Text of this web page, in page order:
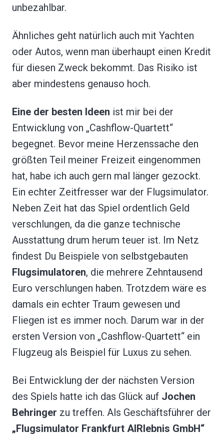
unbezahlbar.
Ähnliches geht natürlich auch mit Yachten
oder Autos, wenn man überhaupt einen Kredit
für diesen Zweck bekommt. Das Risiko ist
aber mindestens genauso hoch.
Eine der besten Ideen ist mir bei der
Entwicklung von „Cashflow-Quartett“
begegnet. Bevor meine Herzenssache den
größten Teil meiner Freizeit eingenommen
hat, habe ich auch gern mal länger gezockt.
Ein echter Zeitfresser war der Flugsimulator.
Neben Zeit hat das Spiel ordentlich Geld
verschlungen, da die ganze technische
Ausstattung drum herum teuer ist. Im Netz
findest Du Beispiele von selbstgebauten
Flugsimulatoren, die mehrere Zehntausend
Euro verschlungen haben. Trotzdem wäre es
damals ein echter Traum gewesen und
Fliegen ist es immer noch. Darum war in der
ersten Version von „Cashflow-Quartett“ ein
Flugzeug als Beispiel für Luxus zu sehen.
Bei Entwicklung der der nächsten Version
des Spiels hatte ich das Glück auf Jochen
Behringer zu treffen. Als Geschäftsführer der
„Flugsimulator Frankfurt AIRlebnis GmbH“